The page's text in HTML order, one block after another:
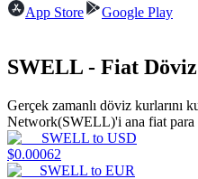
Power Piggy
Günlük rekabetçi ödüller
App Store
Google Play
SWELL - Fiat
Gerçek zamanlı döviz kurlarını
Network(SWELL)'i ana fiat para
SWELL to USD
$0.00062
SWELL to EUR